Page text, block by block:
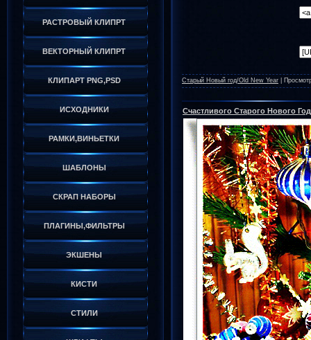
РАСТРОВЫЙ КЛИПРТ
ВЕКТОРНЫЙ КЛИПРТ
КЛИПАРТ PNG,PSD
ИСХОДНИКИ
РАМКИ,ВИНЬЕТКИ
ШАБЛОНЫ
СКРАП НАБОРЫ
ПЛАГИНЫ,ФИЛЬТРЫ
ЭКШЕНЫ
КИСТИ
СТИЛИ
Старый Новый год/Old New Year
Счастливого Старого Нового